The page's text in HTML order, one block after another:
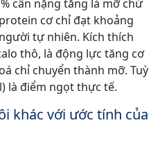
cân nặng tăng là mỡ chứ
cơ chỉ đạt khoảng
tự nhiên. Kích thích
thô, là động lực tăng cơ
chỉ chuyển thành mỡ. Tuỳ
là điểm ngọt thực tế.
khác với ước tính của